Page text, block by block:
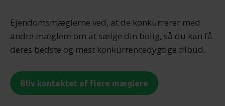
Ejendomsmæglerne ved, at de konkurrerer med
andre mæglere om at sælge din bolig, så du kan få
deres bedste og mest konkurrencedygtige tilbud.
Bliv kontaktet af flere mæglere